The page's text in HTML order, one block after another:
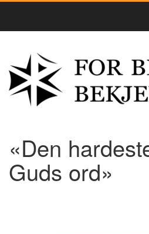
«Den
Guds ord»